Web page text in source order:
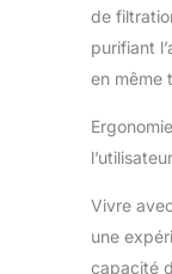
de
purifiant
en même
l’utilisateur
Vivre
une
capacité